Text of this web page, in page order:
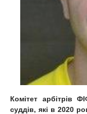
Комітет арбітрів
суддів, які в 2020